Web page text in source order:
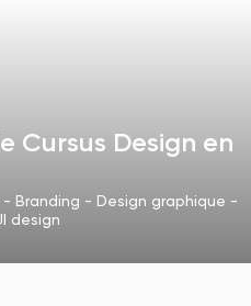
Cursus Design en
Branding - Design graphique -
design